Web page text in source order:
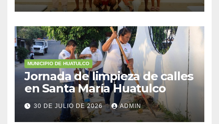
MUNICIPIO DE HUATULCO
Jornada de limpieza de calles
en Santa María Huatulco
30 DE JULIO DE 2026 ADMIN